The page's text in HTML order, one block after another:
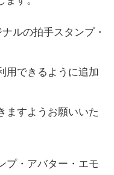
ルの拍手スタンプ・
用できるように追加
ますようお願いいた
プ・アバター・エモ